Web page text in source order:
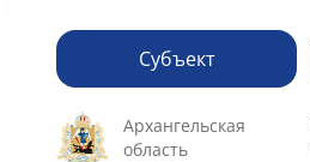
Субъект
Архангельская
область